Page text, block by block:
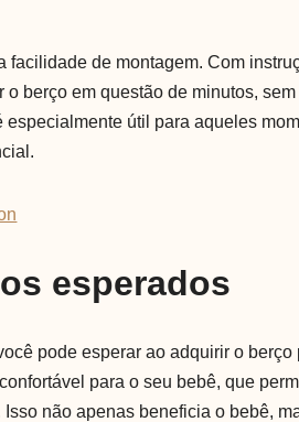
facilidade de montagem. Com
o berço em questão de minutos,
especialmente útil para aqueles
esperados
pode esperar ao adquirir o
para o seu bebê, que
não apenas beneficia o bebê,